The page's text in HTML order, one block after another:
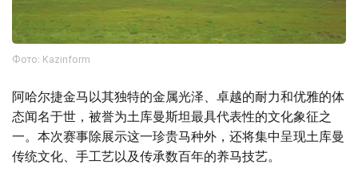
Фото: Kazinform
阿哈尔捷金马以其独特的金属光泽、卓越的耐力和优雅的体
态闻名于世，被誉为土库曼斯坦最具代表性的文化象征之
一。本次赛事除展示这一珍贵马种外，还将集中呈现土库曼
传统文化、手工艺以及传承数百年的养马技艺。